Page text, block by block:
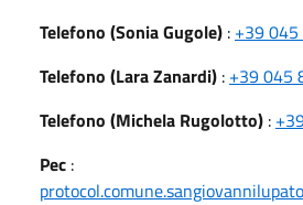
Telefono (Sonia Gugole) : +39
Telefono (Lara Zanardi) : +39 045
Telefono (Michela Rugolotto) :
Pec :